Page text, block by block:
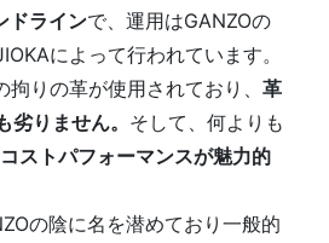
ドラインで、運用はGANZOの
によって行われています。
拘りの革が使用されており、革
りません。 そして、何よりも
ストパフォーマンスが魅力的
の陰に名を潜めており一般的